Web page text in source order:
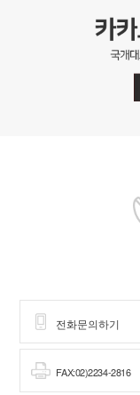
전화문의하기
FAX:02)2234-2816